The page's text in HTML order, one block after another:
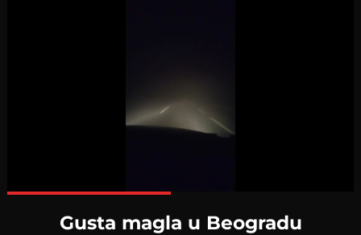
Gusta magla u Beogradu